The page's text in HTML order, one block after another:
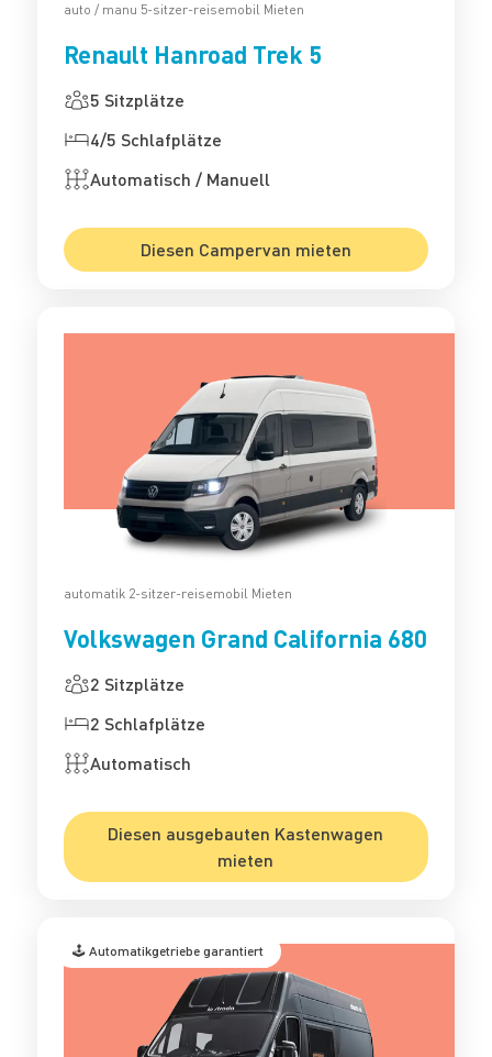
auto / manu 5-sitzer-reisemobil Mieten
Renault Hanroad Trek 5
5 Sitzplätze
4/5 Schlafplätze
Automatisch / Manuell
Diesen Campervan mieten
automatik 2-sitzer-reisemobil Mieten
Volkswagen Grand California 680
2 Sitzplätze
2 Schlafplätze
Automatisch
Diesen ausgebauten Kastenwagen
mieten
🕹️ Automatikgetriebe garantiert